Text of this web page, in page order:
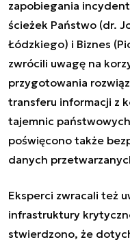
zapobiegania
ścieżek Państwo (dr.
Łódzkiego) i Biznes
zwrócili uwagę na
przygotowania
transferu informacji z
tajemnic
poświęcono także
danych
Eksperci zwracali też
infrastruktury
stwierdzono, że